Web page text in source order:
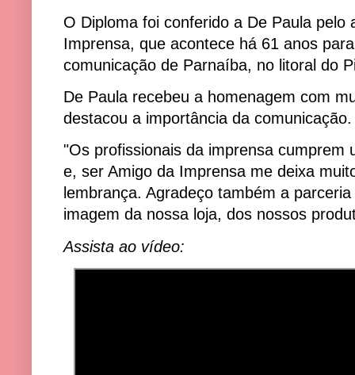
O Diploma foi conferido a De Paula pelo
Imprensa, que acontece há 61 anos
comunicação de Parnaíba, no litoral do
De Paula recebeu a homenagem com
destacou a importância da
"Os profissionais da imprensa cumprem
e, ser Amigo da Imprensa me deixa
lembrança. Agradeço também a
imagem da nossa loja, dos nossos
Assista ao vídeo: